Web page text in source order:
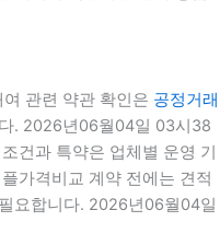
관련 약관 확인은 공정거래
. 2026년06월04일 03시38
건과 특약은 업체별 운영 기
가격비교 계약 전에는 견적
요합니다. 2026년06월04일